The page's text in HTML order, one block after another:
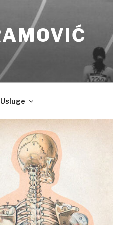
Usluge